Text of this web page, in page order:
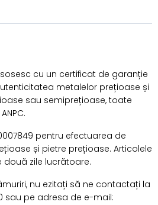
cu un certificat de garanție
metalelor prețioase și
sau semiprețioase, toate
pentru efectuarea de
și pietre prețioase. Articolele
două zile lucrătoare.
nu ezitați să ne contactați la
sau pe adresa de e-mail: